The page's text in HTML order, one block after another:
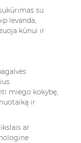
su
levanda,
kūnui ir
miego kokybę,
ir
ar